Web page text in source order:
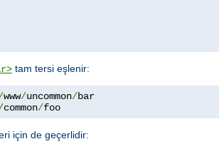
tam tersi eşlenir:
www/uncommon/
common/foo
için de geçerlidir: